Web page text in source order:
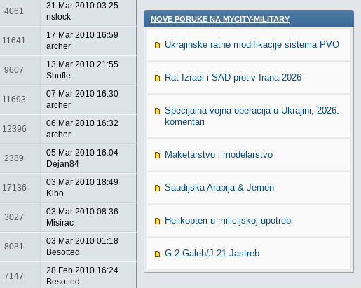
4061
31 Mar 2010 03:25
nslock
11641
17 Mar 2010 16:59
archer
9607
13 Mar 2010 21:55
Shufle
11693
07 Mar 2010 16:30
archer
12396
06 Mar 2010 16:32
archer
2389
05 Mar 2010 16:04
Dejan84
17136
03 Mar 2010 18:49
Kibo
3027
03 Mar 2010 08:36
Misirac
8081
03 Mar 2010 01:18
Besotted
7147
28 Feb 2010 16:24
Besotted
NOVE PORUKE NA MYCITY-MILITARY
Ukrajinske ratne modifikacije sistema PVO
Rat Izrael i SAD protiv Irana 2026
Specijalna vojna operacija u Ukrajini, 2026.
komentari
Maketarstvo i modelarstvo
Saudijska Arabija & Jemen
Helikopteri u milicijskoj upotrebi
G-2 Galeb/J-21 Jastreb